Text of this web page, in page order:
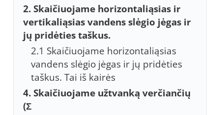
2. Skaičiuojame horizontaliąsias ir
vertikaliąsias vandens slėgio jėgas ir
jų pridėties taškus.
2.1 Skaičiuojame horizontaliąsias
vandens slėgio jėgas ir jų pridėties
taškus. Tai iš kairės
4. Skaičiuojame užtvanką verčiančių
(Σ